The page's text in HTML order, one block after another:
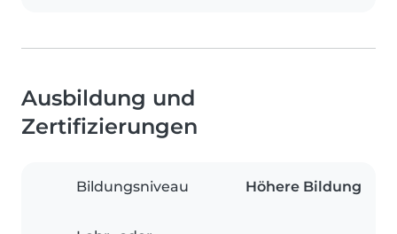
Ausbildung und
Zertifizierungen
Bildungsniveau Höhere Bildung